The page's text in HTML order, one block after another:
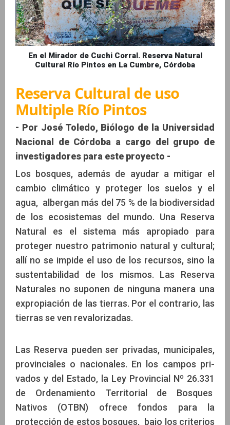
En el Mirador de Cuchi Corral. Reserva Natural
Cultural Río Pintos en La Cumbre, Córdoba
Reserva Cultural de uso
Multiple Río Pintos
- Por José Toledo, Biólogo de la Universidad
Nacional de Córdoba a cargo del grupo de
investigadores para este proyecto -
Los bosques, además de ayudar a mitigar el
cambio climático y proteger los suelos y el
agua, albergan más del 75 % de la biodiversidad
de los ecosistemas del mundo. Una Reserva
Natural es el sistema más apropiado para
proteger nuestro patrimonio natural y cultural;
allí no se impide el uso de los recursos, sino la
sustentabilidad de los mismos. Las Reserva
Naturales no suponen de ninguna manera una
expropiación de las tierras. Por el contrario, las
tierras se ven revalorizadas.
Las Reserva pueden ser privadas, municipales,
provinciales o nacionales. En los campos pri-
vados y del Estado, la Ley Provincial Nº 26.331
de Ordenamiento Territorial de Bosques
Nativos (OTBN) ofrece fondos para la
protección de estos bosques, bajo los criterios